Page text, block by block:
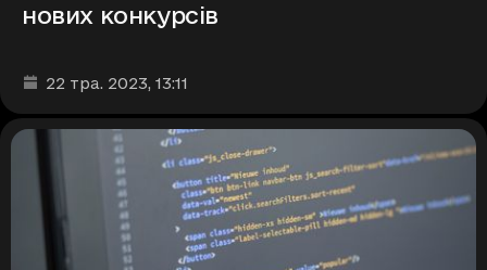
нових конкурсів
Дата та час публікації
22 тра. 2023, 13:11